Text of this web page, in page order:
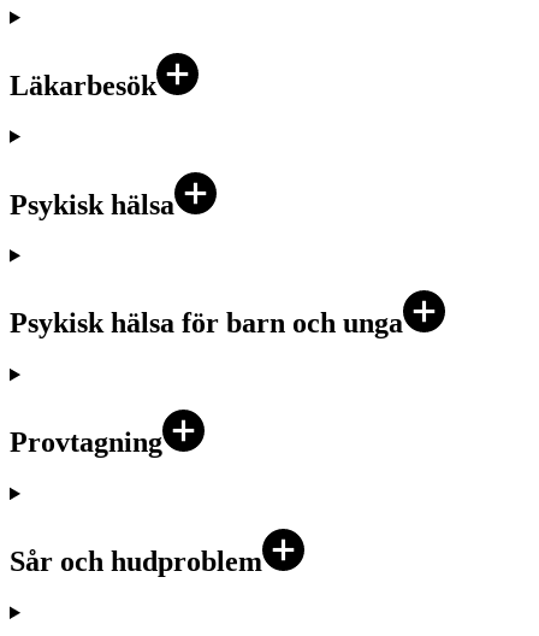
Läkarbesök
Psykisk hälsa
Psykisk hälsa för barn och unga
Provtagning
Sår och hudproblem